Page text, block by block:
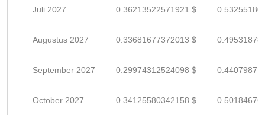
Juli 2027 0.36213522571921 $
Augustus 2027 0.33681677372013 $
September 2027 0.29974312524098 $
October 2027 0.34125580342158 $